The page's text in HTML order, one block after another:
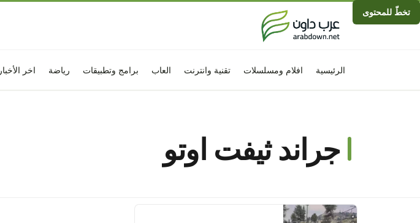
تخطّ للمحتوى
الرئيسية افلام ومسلسلات تقنية وانترنت العاب برامج وتطبيقات رياضة اخر الأخبار
جراند ثيفت اوتو